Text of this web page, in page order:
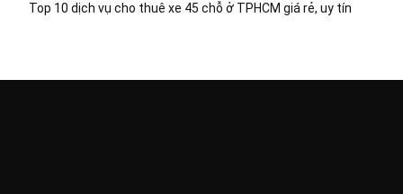
Top 10 dịch vụ cho thuê xe 45 chỗ ở TPHCM giá rẻ, uy tín